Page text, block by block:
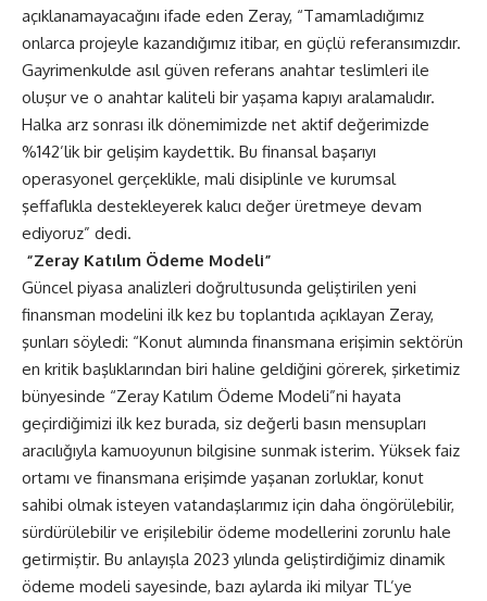
açıklanamayacağını ifade eden Zeray, “Tamamladığımız
onlarca projeyle kazandığımız itibar, en güçlü referansımızdır.
Gayrimenkulde asıl güven referans anahtar teslimleri ile
oluşur ve o anahtar kaliteli bir yaşama kapıyı aralamalıdır.
Halka arz sonrası ilk dönemimizde net aktif değerimizde
%142’lik bir gelişim kaydettik. Bu finansal başarıyı
operasyonel gerçeklikle, mali disiplinle ve kurumsal
şeffaflıkla destekleyerek kalıcı değer üretmeye devam
ediyoruz” dedi.
“Zeray Katılım Ödeme Modeli”
Güncel piyasa analizleri doğrultusunda geliştirilen yeni
finansman modelini ilk kez bu toplantıda açıklayan Zeray,
şunları söyledi: “Konut alımında finansmana erişimin sektörün
en kritik başlıklarından biri haline geldiğini görerek, şirketimiz
bünyesinde “Zeray Katılım Ödeme Modeli”ni hayata
geçirdiğimizi ilk kez burada, siz değerli basın mensupları
aracılığıyla kamuoyunun bilgisine sunmak isterim. Yüksek faiz
ortamı ve finansmana erişimde yaşanan zorluklar, konut
sahibi olmak isteyen vatandaşlarımız için daha öngörülebilir,
sürdürülebilir ve erişilebilir ödeme modellerini zorunlu hale
getirmiştir. Bu anlayışla 2023 yılında geliştirdiğimiz dinamik
ödeme modeli sayesinde, bazı aylarda iki milyar TL’ye